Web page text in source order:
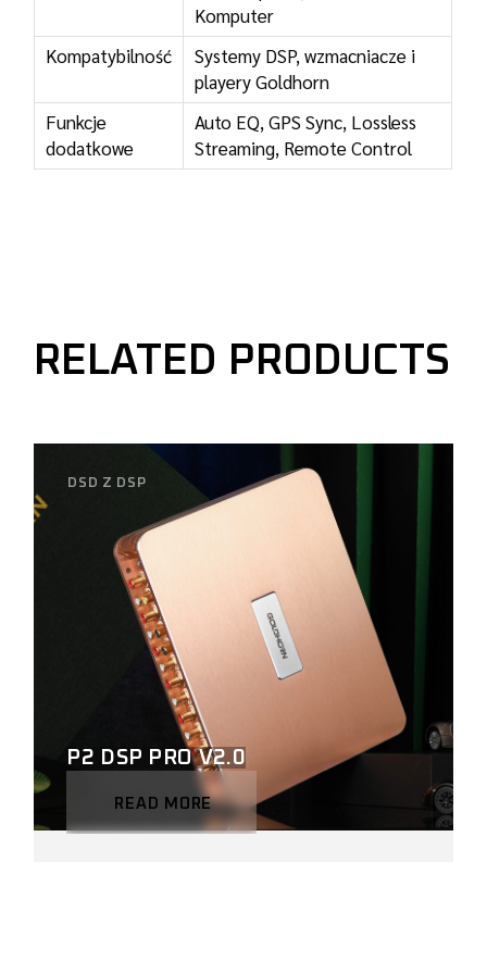
Komputer
Kompatybilność
Systemy DSP, wzmacniacze i
playery Goldhorn
Funkcje
dodatkowe
Auto EQ, GPS Sync, Lossless
Streaming, Remote Control
RELATED PRODUCTS
DSD Z DSP
P2 DSP PRO V2.0
READ MORE